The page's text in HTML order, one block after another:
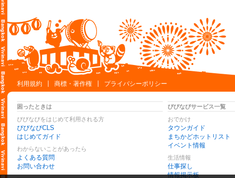
利用規約
商標・著作権 プライバシーポリシー
困ったときは
びびなびをはじめて利用される方
びびなびCLS
はじめてガイド
わからないことがあったら
よくある質問
お問い合わせ
びびなびサービス一覧
おでかけ
タウンガイド
まちかどホットリスト
イベント情報
生活情報
仕事探し
情報掲示板